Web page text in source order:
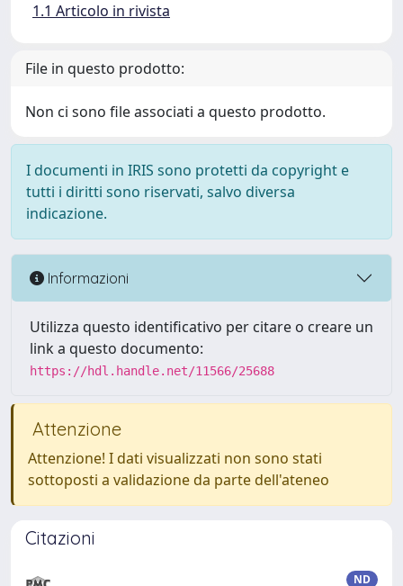
1.1 Articolo in rivista
File in questo prodotto:
Non ci sono file associati a questo prodotto.
I documenti in IRIS sono protetti da copyright e
tutti i diritti sono riservati, salvo diversa
indicazione.
Informazioni
Utilizza questo identificativo per citare o creare un
link a questo documento:
https://hdl.handle.net/11566/25688
Attenzione
Attenzione! I dati visualizzati non sono stati
sottoposti a validazione da parte dell'ateneo
Citazioni
ND